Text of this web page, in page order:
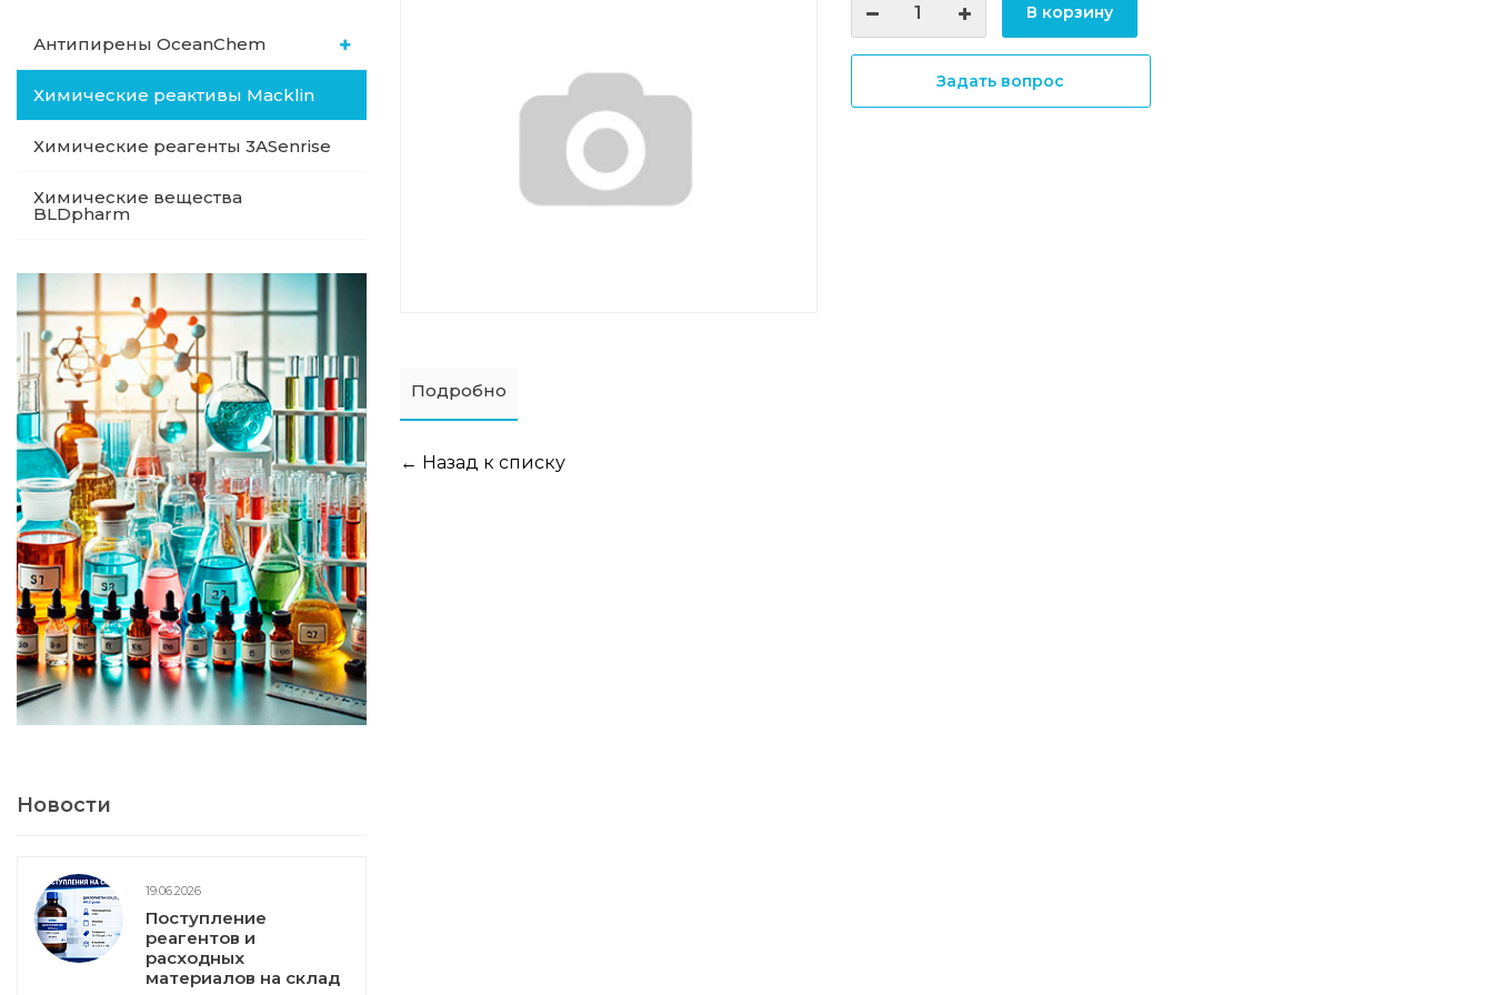
Антипирены OceanСhem
Химические реактивы Macklin
Химические реагенты 3ASenrise
Химические вещества
BLDpharm
Новости
19.06.2026
Поступление
реагентов и
расходных
материалов на склад
В корзину
Задать вопрос
Подробно
← Назад к списку